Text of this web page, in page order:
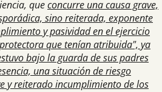
queconcurre una causa grave,
sino reiterada, exponente
y pasividad en el ejercicio
que tenían atribuida", ya
bajo la guarda de sus padres
una situación de riesgo
y reiterado incumplimiento de los